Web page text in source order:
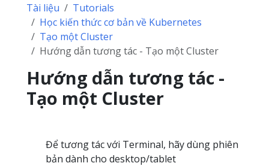
Tài liệu
Tutorials
Học kiến thức cơ bản về Kubernetes
Tạo một Cluster
Hướng dẫn tương tác - Tạo một Cluster
Hướng dẫn tương tác -
Tạo một Cluster
Để tương tác với Terminal, hãy dùng phiên
bản dành cho desktop/tablet